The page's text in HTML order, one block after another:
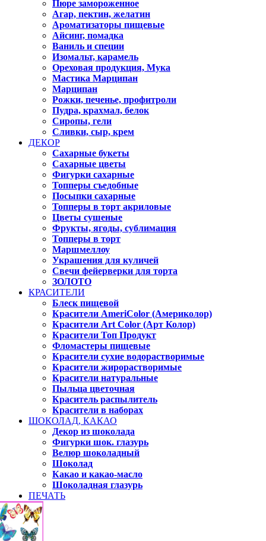
Пюре замороженное
Агар, пектин, желатин
Ароматизаторы пищевые
Айсинг, помадка
Ваниль и специи
Изомальт, карамель
Ореховая продукция, Мука
Мастика Марципан
Марципан
Рожки, печенье, профитроли
Пудра, крахмал, белок
Сиропы, гели
Сливки, сыр, крем
ДЕКОР
Сахарные букеты
Сахарные цветы
Фигурки сахарные
Топперы съедобные
Посыпки сахарные
Топперы в торт акриловые
Цветы сушеные
Фрукты, ягоды, сублимация
Топперы в торт
Маршмеллоу
Украшения для куличей
Свечи фейерверки для торта
ЗОЛОТО
КРАСИТЕЛИ
Блеск пищевой
Красители AmeriColor (Америколор)
Красители Art Color (Арт Колор)
Красители Топ Продукт
Фломастеры пищевые
Красители сухие водорастворимые
Красители жирорастворимые
Красители натуральные
Пыльца цветочная
Краситель распылитель
Красители в наборах
ШОКОЛАД, КАКАО
Декор из шоколада
Фигурки шок. глазурь
Велюр шоколадный
Шоколад
Какао и какао-масло
Шоколадная глазурь
ПЕЧАТЬ